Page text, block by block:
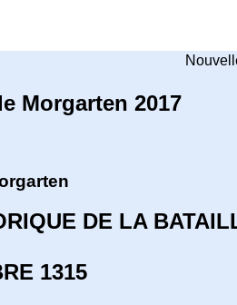
Morgarten 2017
DE LA
1315